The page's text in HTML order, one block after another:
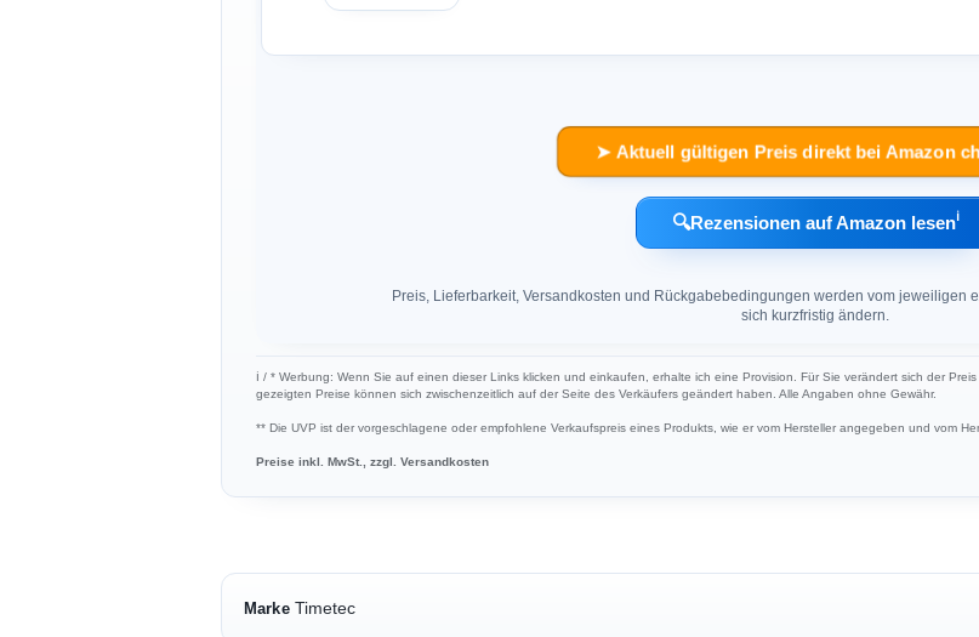
➤ Aktuell gültigen Preis direkt bei Amazon
🔍Rezensionen auf Amazon lesenℹ︎
Preis, Lieferbarkeit, Versandkosten und Rückgabebedingungen werden vom jeweiligen
sich kurzfristig ändern.
ℹ︎ / * Werbung: Wenn Sie auf einen dieser Links klicken und einkaufen, erhalte ich eine Provision. Für Sie verändert sich der
gezeigten Preise können sich zwischenzeitlich auf der Seite des Verkäufers geändert haben. Alle Angaben ohne Gewähr.
** Die UVP ist der vorgeschlagene oder empfohlene Verkaufspreis eines Produkts, wie er vom Hersteller angegeben und vom
Preise inkl. MwSt., zzgl. Versandkosten
Marke Timetec